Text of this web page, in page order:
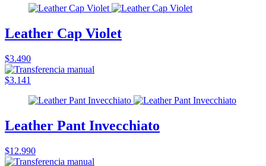
Leather Cap Violet
$3.490
$3.141
Leather Pant Invecchiato
$12.990